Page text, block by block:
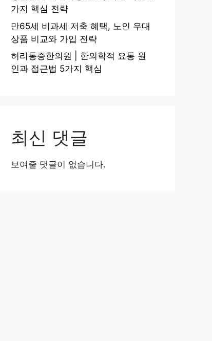
가지 핵심 전략
만65세 비과세 저축 혜택, 노인 우대
상품 비교와 가입 전략
허리통증한의원 | 한의학적 요통 원
인과 접근법 5가지 핵심
최신 댓글
보여줄 댓글이 없습니다.